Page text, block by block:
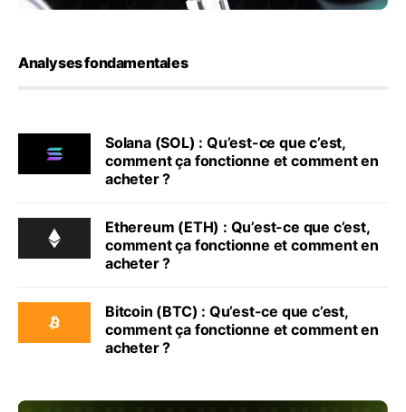
Analyses fondamentales
Solana (SOL) : Qu’est-ce que c’est,
comment ça fonctionne et comment en
acheter ?
Ethereum (ETH) : Qu’est-ce que c’est,
comment ça fonctionne et comment en
acheter ?
Bitcoin (BTC) : Qu’est-ce que c’est,
comment ça fonctionne et comment en
acheter ?